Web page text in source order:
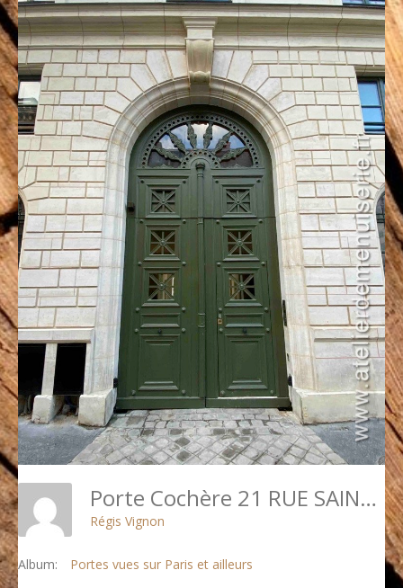
Porte Cochère 21 RUE SAINT DOMINIQUE
Régis Vignon
Album: Portes vues sur Paris et ailleurs